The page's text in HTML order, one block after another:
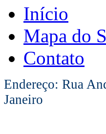
Início
Mapa do
Contato
Endereço: Rua
Janeiro